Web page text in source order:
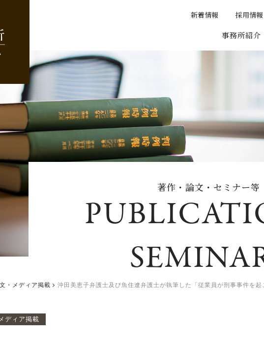
新着情報 採用情報
事務所紹介
著作・論文・セミナー等
・メディア掲載 沖田美恵子弁護士及び魚住遼弁護士が執筆した「従業員が刑事事件を
ディア掲載